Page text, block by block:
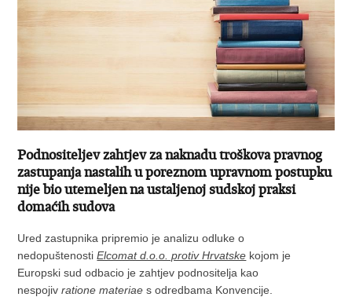
Podnositeljev zahtjev za naknadu troškova pravnog
zastupanja nastalih u poreznom upravnom postupku
nije bio utemeljen na ustaljenoj sudskoj praksi
domaćih sudova
Ured zastupnika pripremio je analizu odluke o
nedopuštenostiElcomat d.o.o. protiv Hrvatske kojom je
Europski sud odbacio je zahtjev podnositelja kao
nespojivratione materiae s odredbama Konvencije.